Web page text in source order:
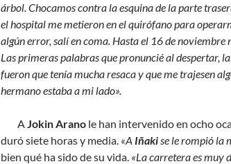
árbol. Chocamos contra la esquina de la parte
el hospital me metieron en el quirófano para
algún error, salí en coma. Hasta el 16 de noviembre
Las primeras palabras que pronuncié al despertar,
fueron que tenía mucha resaca y que me trajesen
hermano estaba a mi lado».
AJokin Arano le han intervenido en ocho
duró siete horas y media. «A Iñakise le rompió la
bien qué ha sido de su vida. «La carretera es muy